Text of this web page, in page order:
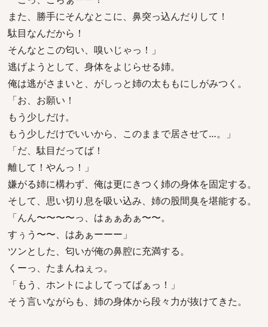
また、勝手にそんなとこに、鼻突っ込んだりして！
駄目なんだから！
そんなとこの匂い、嗅いじゃっ！」
逃げようとして、身体をよじらせる姉。
俺は逃がさまいと、がしっと姉の太ももにしがみつく。
「お、お願い！
もう少しだけ。
もう少しだけでいいから、このままで居させて…。」
「だ、駄目だってば！
離して！やんっ！」
嫌がる姉に構わず、俺は更にきつく姉の身体を固定する。
そして、思い切り息を吸い込み、姉の股間臭を堪能する。
「んん〜〜〜〜っ、はぁぁあぁ〜〜。
すぅう〜〜、はあぁーーー」
ツンとした、匂いが俺の鼻腔に充満する。
くーっ、たまんねぇっ。
「もう、ホントによしてってばぁっ！」
そう言いながらも、姉の身体から段々力が抜けてきた。